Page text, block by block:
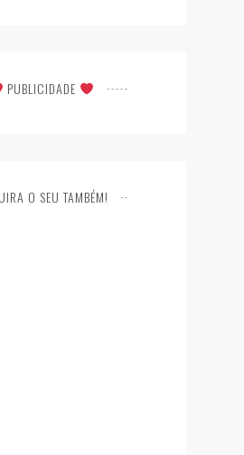
PUBLICIDADE
O SEU TAMBÉM!